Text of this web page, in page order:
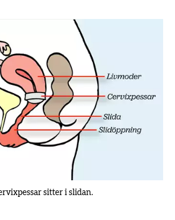
sitter i slidan.